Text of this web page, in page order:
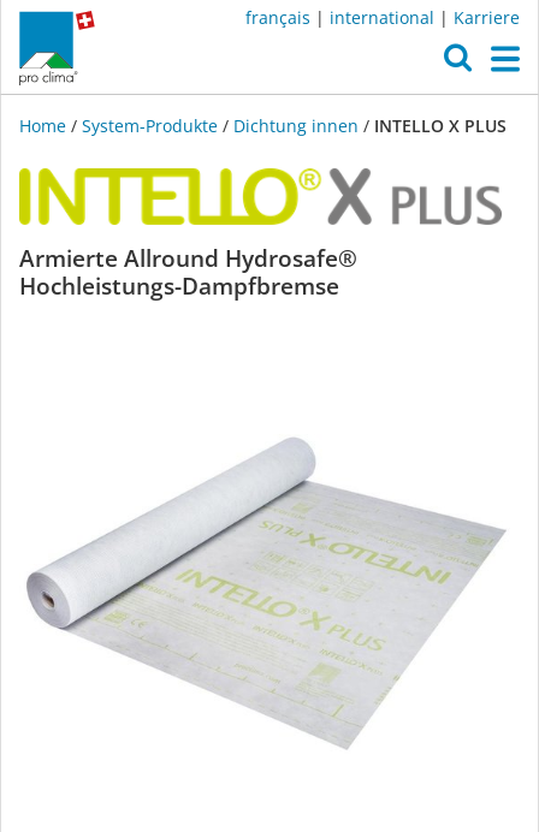
français | international | Karriere
Home / System-Produkte / Dichtung innen / INTELLO X PLUS
INTELLO
Armierte Allround Hydrosafe®
Hochleistungs-Dampfbremse